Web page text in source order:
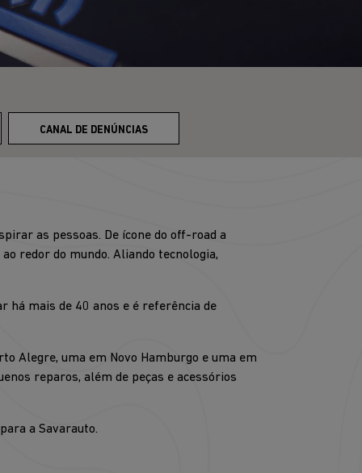
CANAL DE DENÚNCIAS
as pessoas. De ícone do off-road a
redor do mundo. Aliando tecnologia,
há mais de 40 anos e é referência de
Alegre, uma em Novo Hamburgo e uma em
reparos, além de peças e acessórios
a Savarauto.